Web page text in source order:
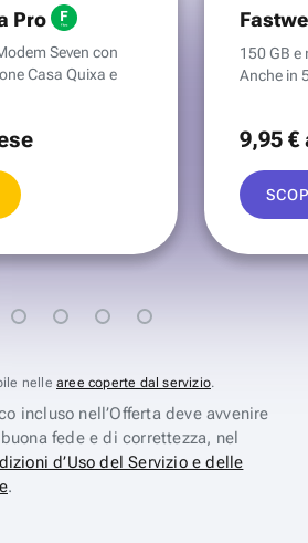
Pro
Seven con
Casa Quixa e
150 GB e
Anche in
9,95 €
nelle aree coperte dal servizio.
incluso nell’Offerta deve avvenire
fede e di correttezza, nel
d’Uso del Servizio e delle
.